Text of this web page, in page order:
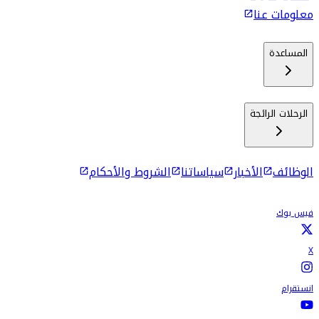
معلومات عنا
المساعدة
الرحلات الرائجة
الوظائف الأخبار سياساتنا الشروط والأحكام
فيس بوك
X
انستقرام